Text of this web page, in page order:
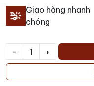
Giao hàng nhanh
chóng
-
Rượu
Bava
+